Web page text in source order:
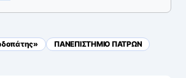
ΠΑΝΕΠΙΣΤΗΜΙΟ ΠΑΤΡΩΝ